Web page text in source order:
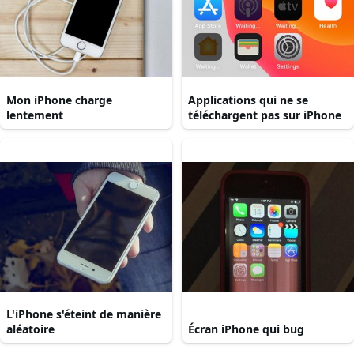
Mon iPhone charge
lentement
Applications qui ne se
téléchargent pas sur iPhone
L'iPhone s'éteint de manière
aléatoire
Écran iPhone qui bug